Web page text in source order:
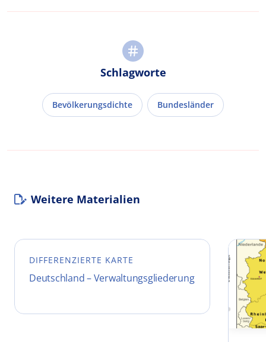
Schlagworte
Bevölkerungsdichte Bundesländer
Weitere Materialien
DIFFERENZIERTE KARTE
Deutschland – Verwaltungsgliederung